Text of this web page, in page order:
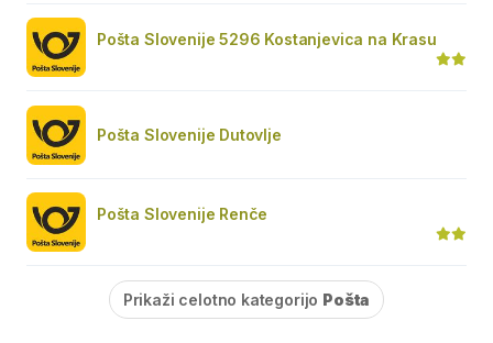
Pošta Slovenije 5296 Kostanjevica na Krasu
Pošta Slovenije Dutovlje
Pošta Slovenije Renče
Prikaži celotno kategorijo Pošta